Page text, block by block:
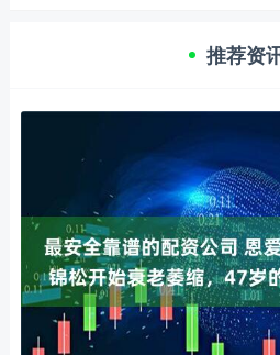
推荐资